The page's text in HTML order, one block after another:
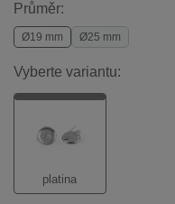
Průměr:
Ø19 mm Ø25 mm
Vyberte variantu:
platina